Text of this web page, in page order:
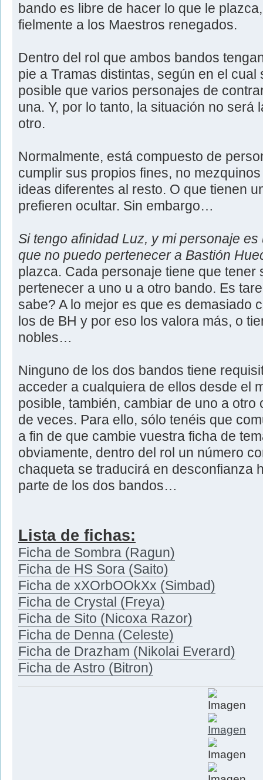
bando es libre de hacer lo que le
fielmente a los Maestros renegados.
Dentro del rol que ambos bandos
pie a Tramas distintas, según en el cual
posible que varios personajes de
una. Y, por lo tanto, la situación no será
otro.
Normalmente, está compuesto de
cumplir sus propios fines, no
ideas diferentes al resto. O que tienen
prefieren ocultar. Sin embargo…
Si tengo afinidad Luz, y mi personaje
que no puedo pertenecer a Bastión
plazca. Cada personaje tiene que tener
pertenecer a uno u a otro bando. Es
sabe? A lo mejor es que es demasiado
los de BH y por eso los valora más, o
nobles…
Ninguno de los dos bandos tiene
acceder a cualquiera de ellos desde el
posible, también, cambiar de uno a
de veces. Para ello, sólo tenéis que
a fin de que cambie vuestra ficha de
obviamente, dentro del rol un número
chaqueta se traducirá en desconfianza
parte de los dos bandos…
Lista de fichas:
Ficha de Sombra (Ragun)
Ficha de HS Sora (Saito)
Ficha de xXOrbOOkXx (Simbad)
Ficha de Crystal (Freya)
Ficha de Sito (Nicoxa Razor)
Ficha de Denna (Celeste)
Ficha de Drazham (Nikolai Everard)
Ficha de Astro (Bitron)